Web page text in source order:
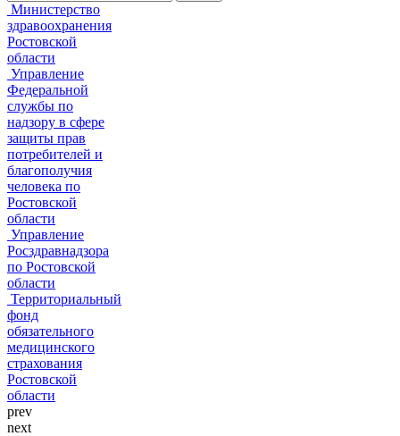
Министерство
здравоохранения
Ростовской
области
Управление
Федеральной
службы по
надзору в сфере
защиты прав
потребителей и
благополучия
человека по
Ростовской
области
Управление
Росздравнадзора
по Ростовской
области
Территориальный
фонд
обязательного
медицинского
страхования
Ростовской
области
prev
next